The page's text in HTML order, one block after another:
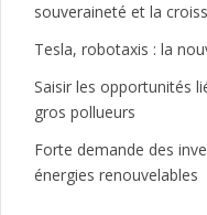
souveraineté et la
Tesla, robotaxis : la
Saisir les opportunités
gros pollueurs
Forte demande des
énergies renouvelables